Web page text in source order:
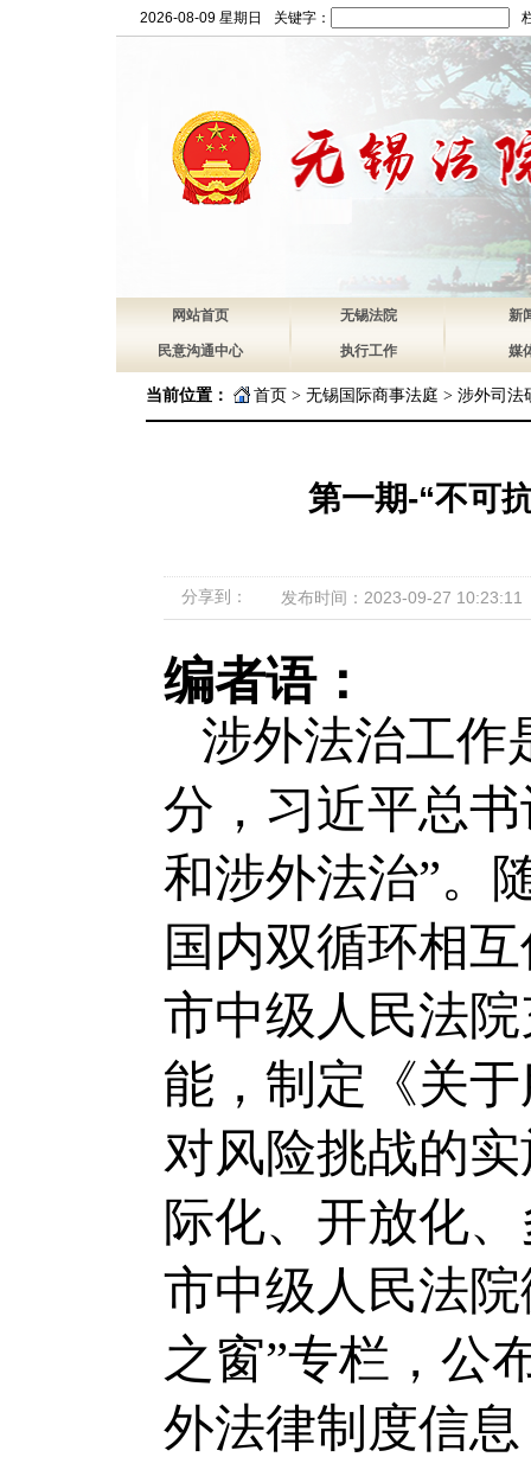
2026-08-09 星期日 关键字：
网站首页 无锡法院 新
民意沟通中心 执行工作 媒
当前位置： 首页 > 无锡国际商事法庭 > 涉外司法
第一期-“不可
分享到： 发布时间：2023-09-27 10:23:11
编者语：
涉外法治工作
分，习近平总
和涉外法治”。
国内双循环相
市中级人民法
能，制定《关
对风险挑战的
际化、开放化
市中级人民法
之窗”专栏，公
外法律制度信